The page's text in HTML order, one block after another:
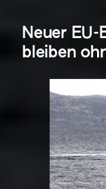
Neuer
bleiben